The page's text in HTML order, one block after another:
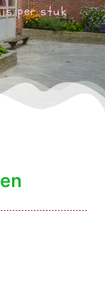
per stuk